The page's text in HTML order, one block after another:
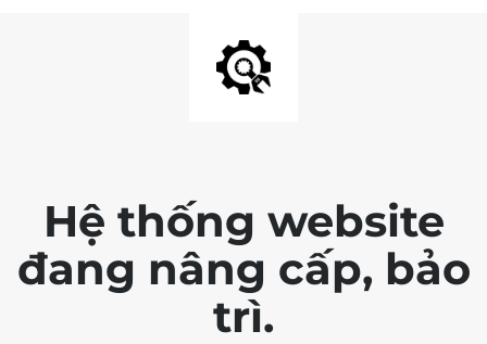
Hệ thống website
đang nâng cấp, bảo
trì.